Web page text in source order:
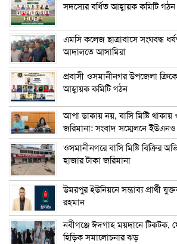
সদস্যের বর্ধিত আহ্বায়ক কমিটি গঠন
এম‌সি কলেজ ছাত্রাবাসে সংঘবদ্ধ
আদালতে আসামিরা
প্রবাসী ওসমানীনগর উপজেলা
আহ্বায়ক কমিটি গঠন
আপা ডাকায় নয়, বাসি মিষ্টি
জরিমানা: সংবাদ সম্মেলনে ইউএনও
ওসমানীনগরে বাসি মিষ্টি বিক্রির
হাজার টাকা জরিমানা
উমরপুর ইউনিয়নে সম্ভাব্য প্রার্থী
রহমান
নবীগঞ্জে ঈদগাহ ময়দানে টিকটক,
হিড়িক সমালোচনার ঝড়